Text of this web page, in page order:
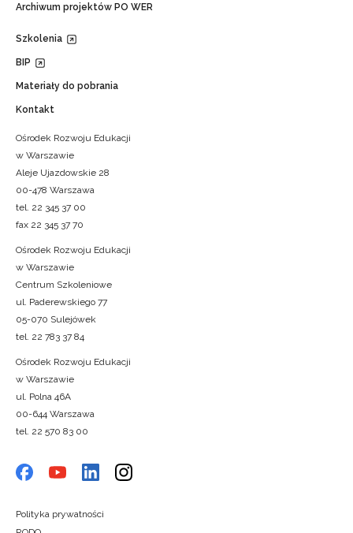
Archiwum projektów PO WER
Szkolenia
BIP
Materiały do pobrania
Kontakt
Ośrodek Rozwoju Edukacji
w Warszawie
Aleje Ujazdowskie 28
00-478 Warszawa
tel. 22 345 37 00
fax 22 345 37 70
Ośrodek Rozwoju Edukacji
w Warszawie
Centrum Szkoleniowe
ul. Paderewskiego 77
05-070 Sulejówek
tel. 22 783 37 84
Ośrodek Rozwoju Edukacji
w Warszawie
ul. Polna 46A
00-644 Warszawa
tel. 22 570 83 00
Polityka prywatności